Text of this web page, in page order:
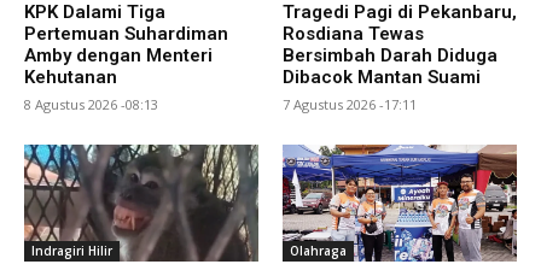
KPK Dalami Tiga
Pertemuan Suhardiman
Amby dengan Menteri
Kehutanan
8 Agustus 2026 -08:13
Tragedi Pagi di Pekanbaru,
Rosdiana Tewas
Bersimbah Darah Diduga
Dibacok Mantan Suami
7 Agustus 2026 -17:11
Indragiri Hilir Olahraga